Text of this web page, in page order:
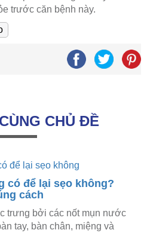
trước căn bệnh này.
CHỦ ĐỀ
có để lại sẹo không?
cách
trưng bởi các nốt mụn nước
tay, bàn chân, miệng và